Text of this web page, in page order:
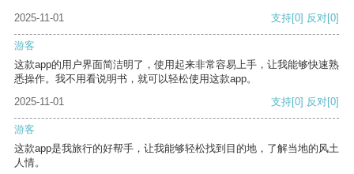
2025-11-01 支持[0] 反对[0]
游客
这款app的用户界面简洁明了，使用起来非常容易上手，让我能够快速熟
悉操作。我不用看说明书，就可以轻松使用这款app。
2025-11-01
支持[0] 反对[0]
游客
这款app是我旅行的好帮手，让我能够轻松找到目的地，了解当地的风土
人情。